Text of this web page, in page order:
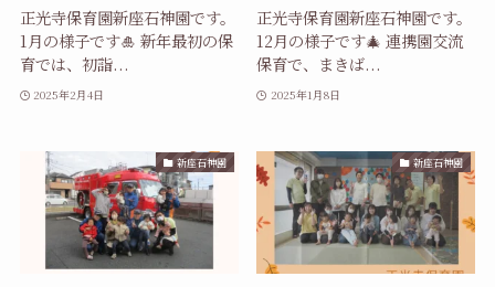
正光寺保育園新座石神園です。
1月の様子です🎍 新年最初の保
育では、初詣...
2025年2月4日
正光寺保育園新座石神園です。
12月の様子です🎄 連携園交流
保育で、まきば...
2025年1月8日
新座石神園 新座石神園